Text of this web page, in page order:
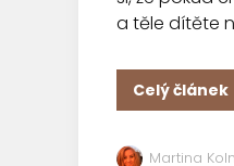
a těle dítěte
Celý článek
Martina